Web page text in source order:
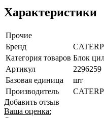
Характеристики
Прочие
Бренд
Категория товаров Блок
Артикул
2296259
Базовая единица
шт
Производитель
Добавить отзыв
Ваша оценка: